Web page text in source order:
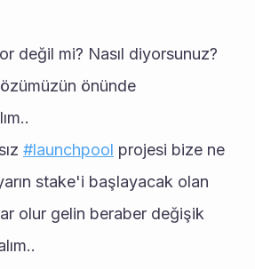
değil mi? Nasıl diyorsunuz?
önünde
#launchpool projesi bize ne
olur gelin beraber değişik